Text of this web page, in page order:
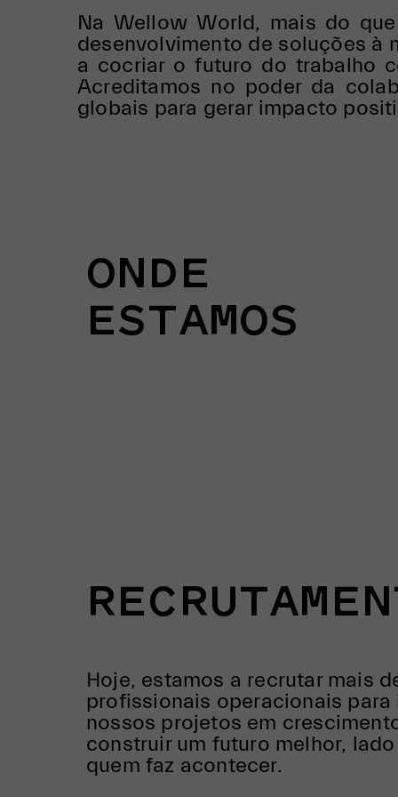
Na Wellow World, mais do
desenvolvimento de soluções à
a cocriar o futuro do trabalho
Acreditamos no poder da
globais para gerar impacto
ONDE
ESTAMOS
Hoje, estamos a recrutar mais
profissionais operacionais para
nossos projetos em
construir um futuro melhor,
quem faz acontecer.